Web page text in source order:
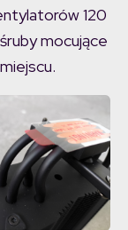
120
mocujące